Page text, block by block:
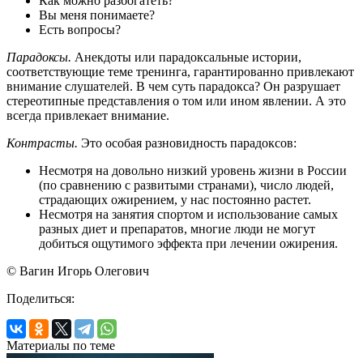
Вы меня понимаете?
Есть вопросы?
Парадоксы. Анекдоты или парадоксальные истории,
соответствующие теме тренинга, гарантированно привлекают
внимание слушателей. В чем суть парадокса? Он разрушает
стереотипные представления о том или ином явлении. А это
всегда привлекает внимание.
Контрасты. Это особая разновидность парадоксов:
Несмотря на довольно низкий уровень жизни в России
(по сравнению с развитыми странами), число людей,
страдающих ожирением, у нас постоянно растет.
Несмотря на занятия спортом и использование самых
разных диет и препаратов, многие люди не могут
добиться ощутимого эффекта при лечении ожирения.
© Вагин Игорь Олегович
Поделиться:
Материалы по теме